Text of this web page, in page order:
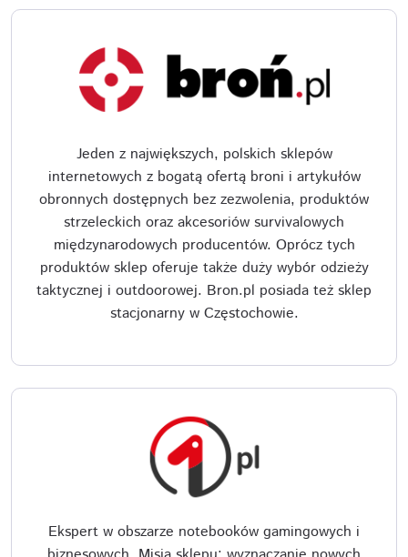
Jeden z największych, polskich sklepów
internetowych z bogatą ofertą broni i artykułów
obronnych dostępnych bez zezwolenia, produktów
strzeleckich oraz akcesoriów survivalowych
międzynarodowych producentów. Oprócz tych
produktów sklep oferuje także duży wybór odzieży
taktycznej i outdoorowej. Bron.pl posiada też sklep
stacjonarny w Częstochowie.
Ekspert w obszarze notebooków gamingowych i